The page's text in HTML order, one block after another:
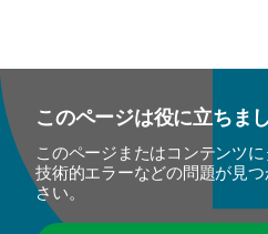
このページは役に立ちま
このページまたはコンテンツに
技術的エラーなどの問題が見
さい。